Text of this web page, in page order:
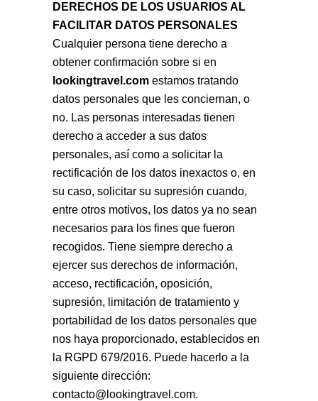
DERECHOS DE LOS USUARIOS AL
FACILITAR DATOS PERSONALES
Cualquier persona tiene derecho a
obtener confirmación sobre si en
lookingtravel.com estamos tratando
datos personales que les conciernan, o
no. Las personas interesadas tienen
derecho a acceder a sus datos
personales, así como a solicitar la
rectificación de los datos inexactos o, en
su caso, solicitar su supresión cuando,
entre otros motivos, los datos ya no sean
necesarios para los fines que fueron
recogidos. Tiene siempre derecho a
ejercer sus derechos de información,
acceso, rectificación, oposición,
supresión, limitación de tratamiento y
portabilidad de los datos personales que
nos haya proporcionado, establecidos en
la RGPD 679/2016. Puede hacerlo a la
siguiente dirección:
contacto@lookingtravel.com.